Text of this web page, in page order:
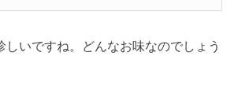
しいですね。どんなお味なのでしょう